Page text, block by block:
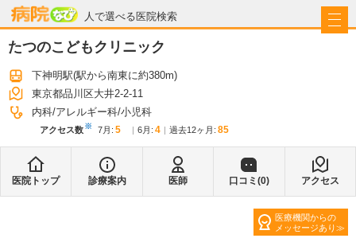
人で選べる医院検索
病院なび
たつのこどもクリニック
下神明駅(駅から南東に約380m)
東京都品川区大井2-2-11
内科 アレルギー科 小児科
アクセス数※ 7月 : 5 6月 : 4 過去12ヶ月: 85
医院トップ 診療案内 医師 口コミ(0) アクセス
医療機関からの
メッセージあり